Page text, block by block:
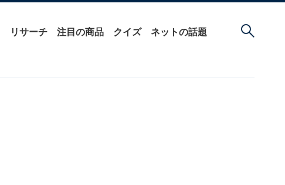
リサーチ 注目の商品 クイズ ネットの話題